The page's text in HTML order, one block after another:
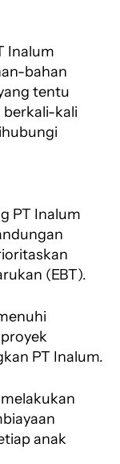
Inalum
bahan
tentu
kali
PT Inalum
(EBT).
PT Inalum.
anak